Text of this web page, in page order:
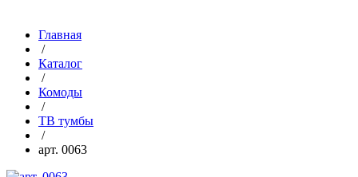
Главная
/
Каталог
/
Комоды
/
ТВ тумбы
/
арт. 0063